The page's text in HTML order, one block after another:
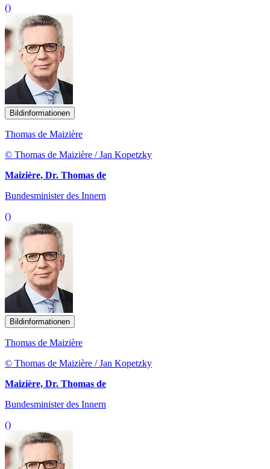
()
Bildinformationen
Thomas de Maizière
© Thomas de Maizière / Jan Kopetzky
Maizière, Dr. Thomas de
Bundesminister des Innern
()
Bildinformationen
Thomas de Maizière
© Thomas de Maizière / Jan Kopetzky
Maizière, Dr. Thomas de
Bundesminister des Innern
()